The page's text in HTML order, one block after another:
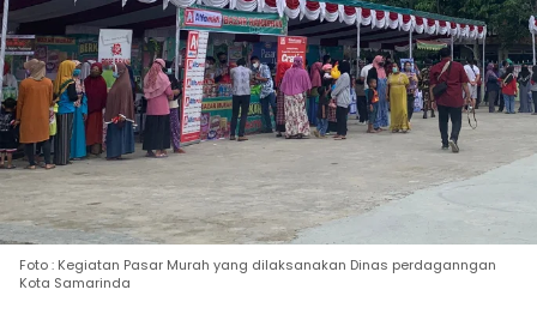
Foto : Kegiatan Pasar Murah yang dilaksanakan Dinas perdaganngan
Kota Samarinda